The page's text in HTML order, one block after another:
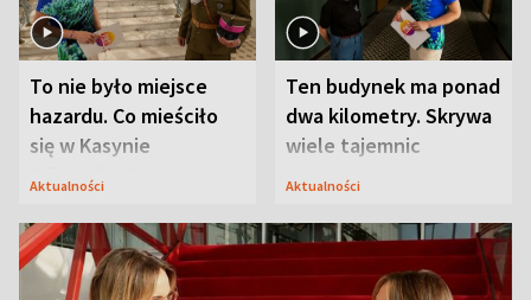
To nie było miejsce
hazardu. Co mieściło
się w Kasynie
Oficerskim?
Aktualności
Ten budynek ma ponad
dwa kilometry. Skrywa
wiele tajemnic
Aktualności